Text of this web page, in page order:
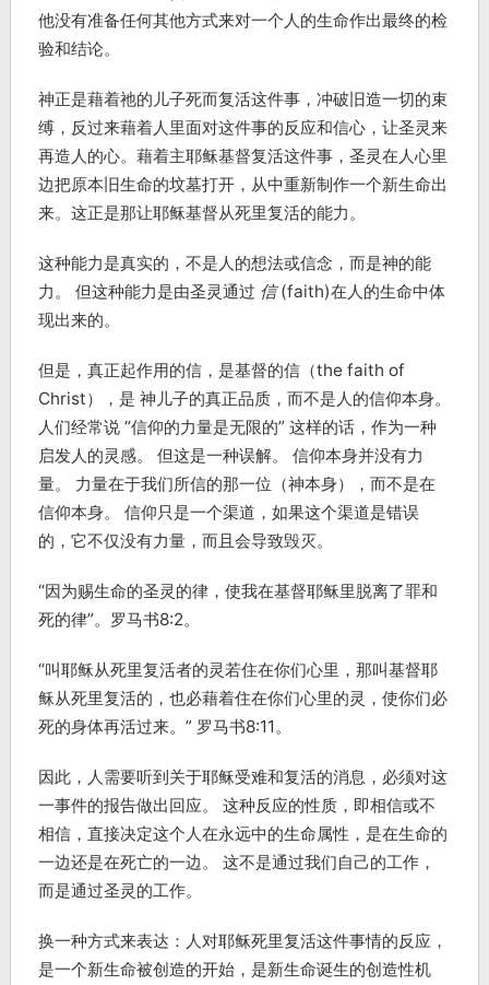
他没有准备任何其他方式来对一个人的生命作出最终的检
验和结论。
神正是藉着祂的儿子死而复活这件事，冲破旧造一切的束
缚，反过来藉着人里面对这件事的反应和信心，让圣灵来
再造人的心。藉着主耶稣基督复活这件事，圣灵在人心里
边把原本旧生命的坟墓打开，从中重新制作一个新生命出
来。这正是那让耶稣基督从死里复活的能力。
这种能力是真实的，不是人的想法或信念，而是神的能
力。 但这种能力是由圣灵通过 信(faith)在人的生命中体
现出来的。
但是，真正起作用的信，是基督的信（the faith of
Christ），是 神儿子的真正品质，而不是人的信仰本身。
人们经常说 “信仰的力量是无限的” 这样的话，作为一种
启发人的灵感。 但这是一种误解。 信仰本身并没有力
量。 力量在于我们所信的那一位（神本身），而不是在
信仰本身。 信仰只是一个渠道，如果这个渠道是错误
的，它不仅没有力量，而且会导致毁灭。
“因为赐生命的圣灵的律，使我在基督耶稣里脱离了罪和
死的律”。罗马书8:2。
“叫耶稣从死里复活者的灵若住在你们心里，那叫基督耶
稣从死里复活的，也必藉着住在你们心里的灵，使你们必
死的身体再活过来。” 罗马书8:11。
因此，人需要听到关于耶稣受难和复活的消息，必须对这
一事件的报告做出回应。 这种反应的性质，即相信或不
相信，直接决定这个人在永远中的生命属性，是在生命的
一边还是在死亡的一边。 这不是通过我们自己的工作，
而是通过圣灵的工作。
换一种方式来表达：人对耶稣死里复活这件事情的反应，
是一个新生命被创造的开始，是新生命诞生的创造性机